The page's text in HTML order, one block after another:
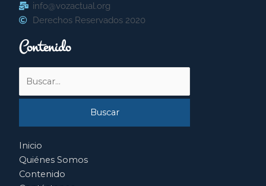
info@vozactual.org
Derechos Reservados 2020
Contenido
Inicio
Quiénes Somos
Contenido